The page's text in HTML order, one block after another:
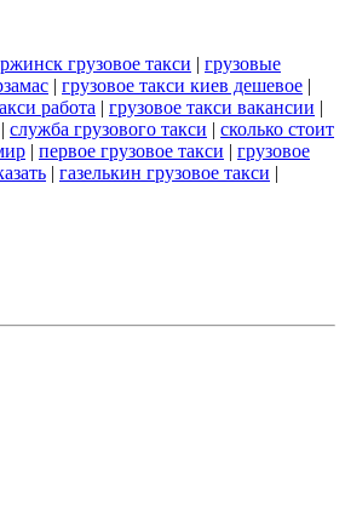
грузовое такси | грузовые
| грузовое такси киев дешевое |
работа | грузовое такси вакансии |
| служба грузового такси | сколько стоит
| первое грузовое такси | грузовое
| газелькин грузовое такси |